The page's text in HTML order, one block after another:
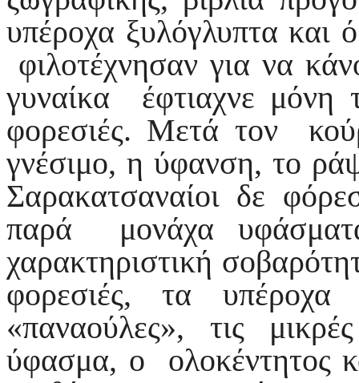
υπέροχα ξυλόγλυπτα και
φιλοτέχνησαν για να
γυναίκα έφτιαχνε μόνη
φορεσιές. Μετά τον
γνέσιμο, η ύφανση, το
Σαρακατσαναίοι δε
παρά μονάχα
χαρακτηριστική
φορεσιές, τα
«παναούλες», τις
ύφασμα, ο ολοκέντητος